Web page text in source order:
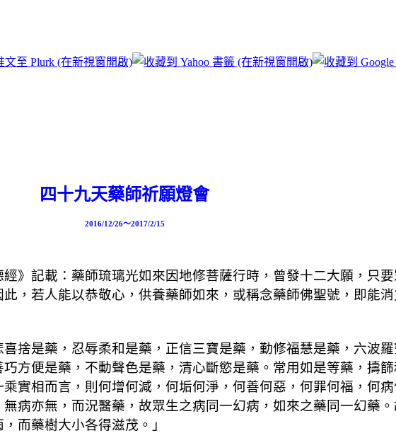
四十九天藥師祈願燈會
2016/12/26～2017/2/15
》記載：藥師琉璃光如來因地修菩薩行時，曾發十二大願，只
，若人能以恭敬心，供養藥師如來，或稱念藥師佛聖號，即能
捨是藥，忍辱柔和是藥，正信三寶是藥，勤修福慧是藥，六波
方便是藥，不動聲色是藥，清心斷慾是藥。常用如是等藥，擣
實相而言，則何增何減，何垢何淨，何善何惡，何罪何福，何
病亦無，而況醫藥，故眾生之病同一幻病，如來之藥同一幻藥
而藥樹大小各得滋茂。」